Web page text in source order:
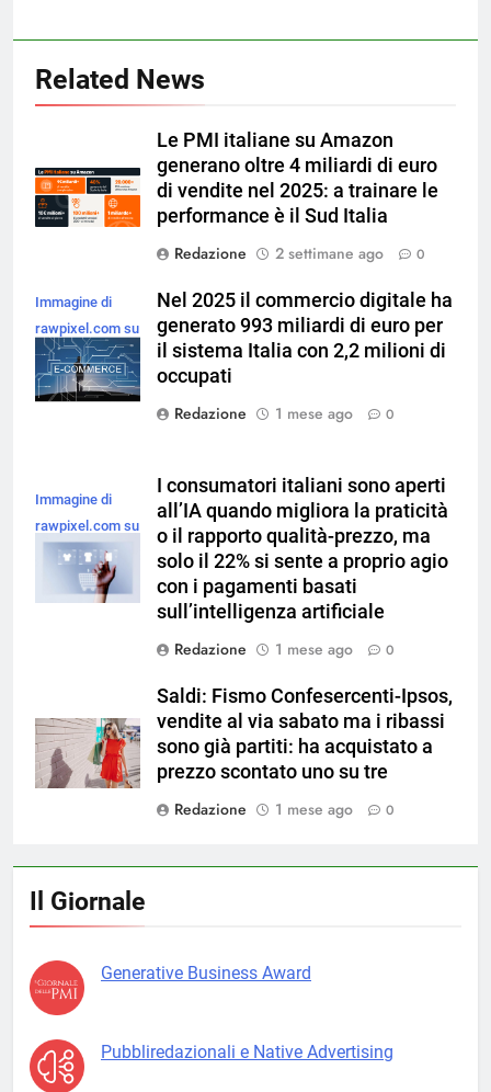
Related News
Le PMI italiane su Amazon
generano oltre 4 miliardi di euro
di vendite nel 2025: a trainare le
performance è il Sud Italia
Redazione
2 settimane ago 0
Immagine di
rawpixel.com su
Magnific
Nel 2025 il commercio digitale ha
generato 993 miliardi di euro per
il sistema Italia con 2,2 milioni di
occupati
Redazione
1 mese ago 0
Immagine di
rawpixel.com su
Magnific
I consumatori italiani sono aperti
all’IA quando migliora la praticità
o il rapporto qualità-prezzo, ma
solo il 22% si sente a proprio agio
con i pagamenti basati
sull’intelligenza artificiale
Redazione
1 mese ago 0
Saldi: Fismo Confesercenti-Ipsos,
vendite al via sabato ma i ribassi
sono già partiti: ha acquistato a
prezzo scontato uno su tre
Redazione
1 mese ago 0
Il Giornale
Generative Business Award
Pubbliredazionali e Native Advertising